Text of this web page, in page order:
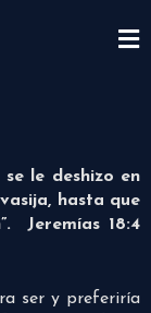
le deshizo en
hasta que
Jeremías 18:4
ser y preferiría